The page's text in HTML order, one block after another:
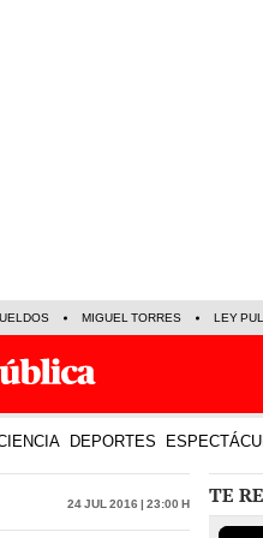
MIGUEL TORRES LEY
DEPORTES
24 Jul 2016 | 23:00 h TE